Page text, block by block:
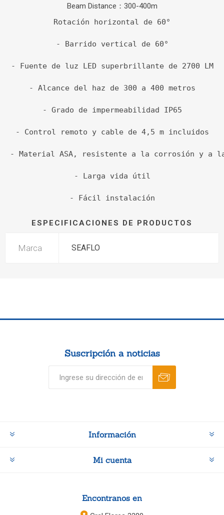
Beam Distance：300-400m
Rotación horizontal de 60°
- Barrido vertical de 60°
- Fuente de luz LED superbrillante de 2700 LM
- Alcance del haz de 300 a 400 metros
- Grado de impermeabilidad IP65
- Control remoto y cable de 4,5 m incluidos
- Material ASA, resistente a la corrosión y a
- Larga vida útil
- Fácil instalación
ESPECIFICACIONES DE PRODUCTOS
Marca SEAFLO
Suscripción a noticias
Información
Mi cuenta
Encontranos en